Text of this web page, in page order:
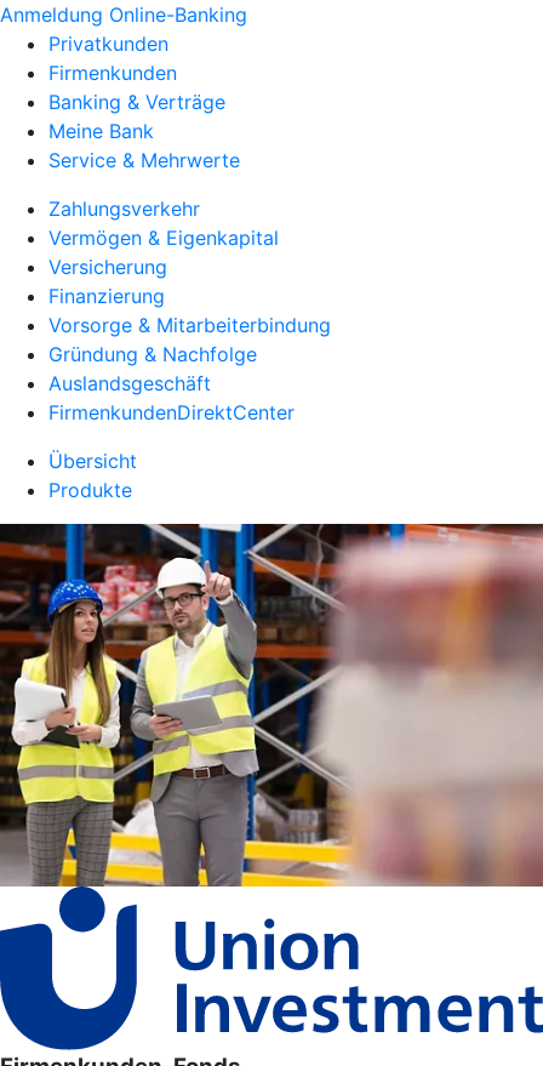
Anmeldung Online-Banking
Privatkunden
Firmenkunden
Banking & Verträge
Meine Bank
Service & Mehrwerte
Zahlungsverkehr
Vermögen & Eigenkapital
Versicherung
Finanzierung
Vorsorge & Mitarbeiterbindung
Gründung & Nachfolge
Auslandsgeschäft
FirmenkundenDirektCenter
Übersicht
Produkte